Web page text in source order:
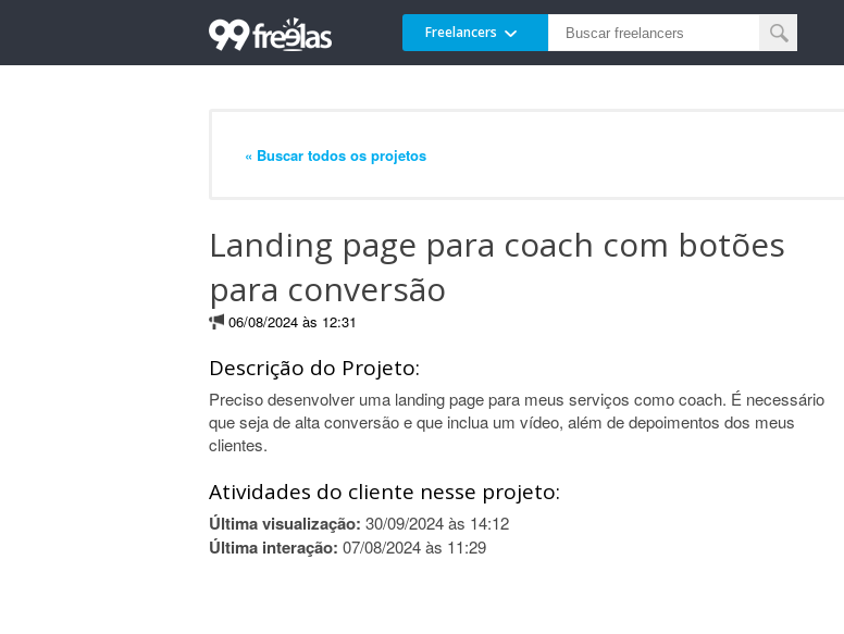
Freelancers
« Buscar todos os projetos
Landing page para coach com botões
para conversão
06/08/2024 às 12:31
Descrição do Projeto:
Preciso desenvolver uma landing page para meus serviços como coach. É necessário
que seja de alta conversão e que inclua um vídeo, além de depoimentos dos meus
clientes.
Atividades do cliente nesse projeto:
Última visualização: 30/09/2024 às 14:12
Última interação: 07/08/2024 às 11:29